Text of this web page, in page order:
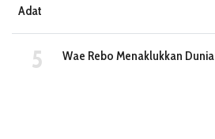
Adat
Wae Rebo Menaklukkan Dunia